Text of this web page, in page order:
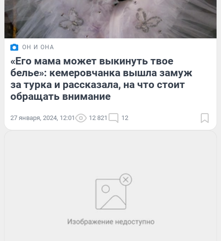
ОН И ОНА
«Его мама может выкинуть твое
белье»: кемеровчанка вышла замуж
за турка и рассказала, на что стоит
обращать внимание
27 января, 2024, 12:01 12 821 12